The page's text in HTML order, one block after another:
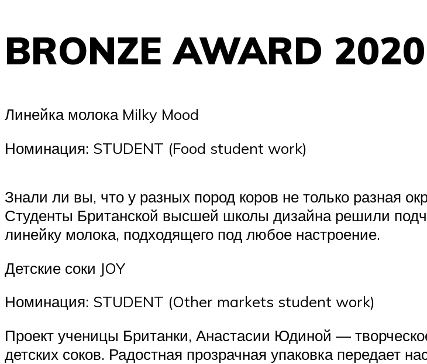
BRONZE AWARD 2020
Линейка молока Milky Mood
Номинация: STUDENT (Food student work)
Знали ли вы, что у разных пород коров не только разная
Студенты Британской высшей школы дизайна решили
линейку молока, подходящего под любое настроение.
Детские соки JOY
Номинация: STUDENT (Other markets student work)
Проект ученицы Британки, Анастасии Юдиной —
детских соков. Радостная прозрачная упаковка передает